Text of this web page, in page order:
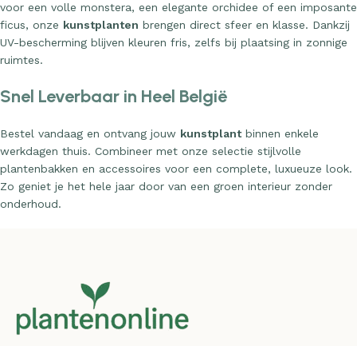
voor een volle monstera, een elegante orchidee of een imposante
ficus, onze kunstplanten brengen direct sfeer en klasse. Dankzij
UV-bescherming blijven kleuren fris, zelfs bij plaatsing in zonnige
ruimtes.
Snel Leverbaar in Heel België
Bestel vandaag en ontvang jouw kunstplantbinnen enkele
werkdagen thuis. Combineer met onze selectie stijlvolle
plantenbakken en accessoires voor een complete, luxueuze look.
Zo geniet je het hele jaar door van een groen interieur zonder
onderhoud.